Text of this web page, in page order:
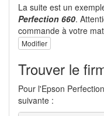
La suite est un
Perfection 660.
commande à votre
Modifier
Trouver le
Pour l'Epson
suivante :